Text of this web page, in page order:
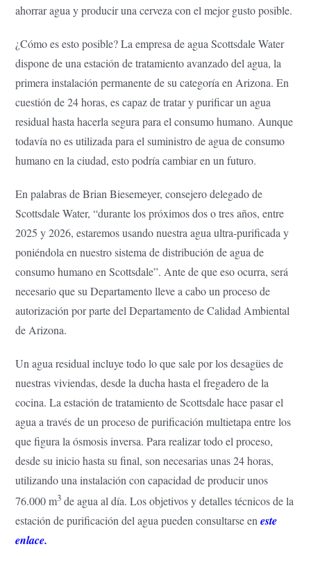
ahorrar agua y producir una cerveza con el mejor gusto posible.
¿Cómo es esto posible? La empresa de agua Scottsdale Water
dispone de una estación de tratamiento avanzado del agua, la
primera instalación permanente de su categoría en Arizona. En
cuestión de 24 horas, es capaz de tratar y purificar un agua
residual hasta hacerla segura para el consumo humano. Aunque
todavía no es utilizada para el suministro de agua de consumo
humano en la ciudad, esto podría cambiar en un futuro.
En palabras de Brian Biesemeyer, consejero delegado de
Scottsdale Water, “durante los próximos dos o tres años, entre
2025 y 2026, estaremos usando nuestra agua ultra-purificada y
poniéndola en nuestro sistema de distribución de agua de
consumo humano en Scottsdale”. Ante de que eso ocurra, será
necesario que su Departamento lleve a cabo un proceso de
autorización por parte del Departamento de Calidad Ambiental
de Arizona.
Un agua residual incluye todo lo que sale por los desagües de
nuestras viviendas, desde la ducha hasta el fregadero de la
cocina. La estación de tratamiento de Scottsdale hace pasar el
agua a través de un proceso de purificación multietapa entre los
que figura la ósmosis inversa. Para realizar todo el proceso,
desde su inicio hasta su final, son necesarias unas 24 horas,
utilizando una instalación con capacidad de producir unos
76.000 m3 de agua al día. Los objetivos y detalles técnicos de la
estación de purificación del agua pueden consultarse eneste
enlace.